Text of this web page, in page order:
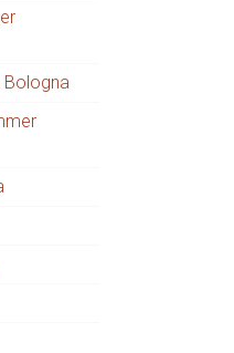
Bologna